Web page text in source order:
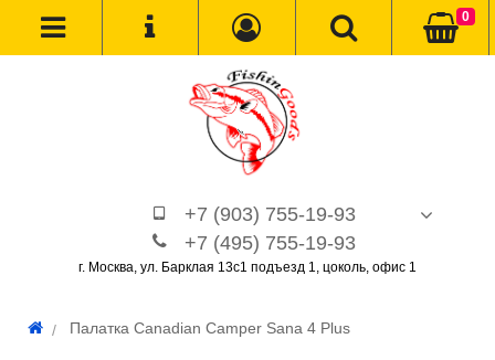
+7 (903) 755-19-93
+7 (495) 755-19-93
г. Москва, ул. Барклая 13с1 подъезд 1, цоколь, офис 1
0
Палатка Canadian Camper Sana 4 Plus